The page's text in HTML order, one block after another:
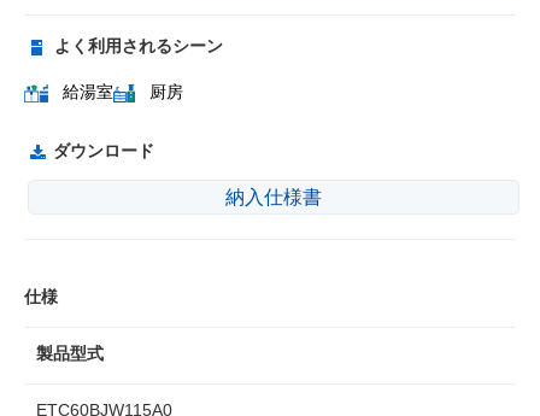
よく利用されるシーン
給湯室 厨房
ダウンロード
納入仕様書
仕様
製品型式
ETC60BJW115A0